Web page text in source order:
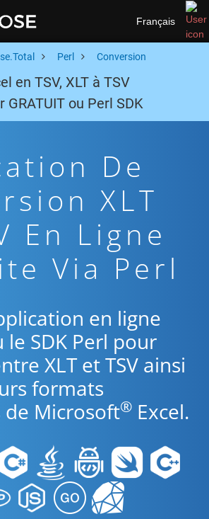
Français
Perl Conversion
en TSV, XLT à TSV
GRATUIT ou Perl SDK
De
XLT
En Ligne
Via Perl
en ligne
SDK Perl pour
XLT et TSV ainsi
formats
Microsoft® Excel.